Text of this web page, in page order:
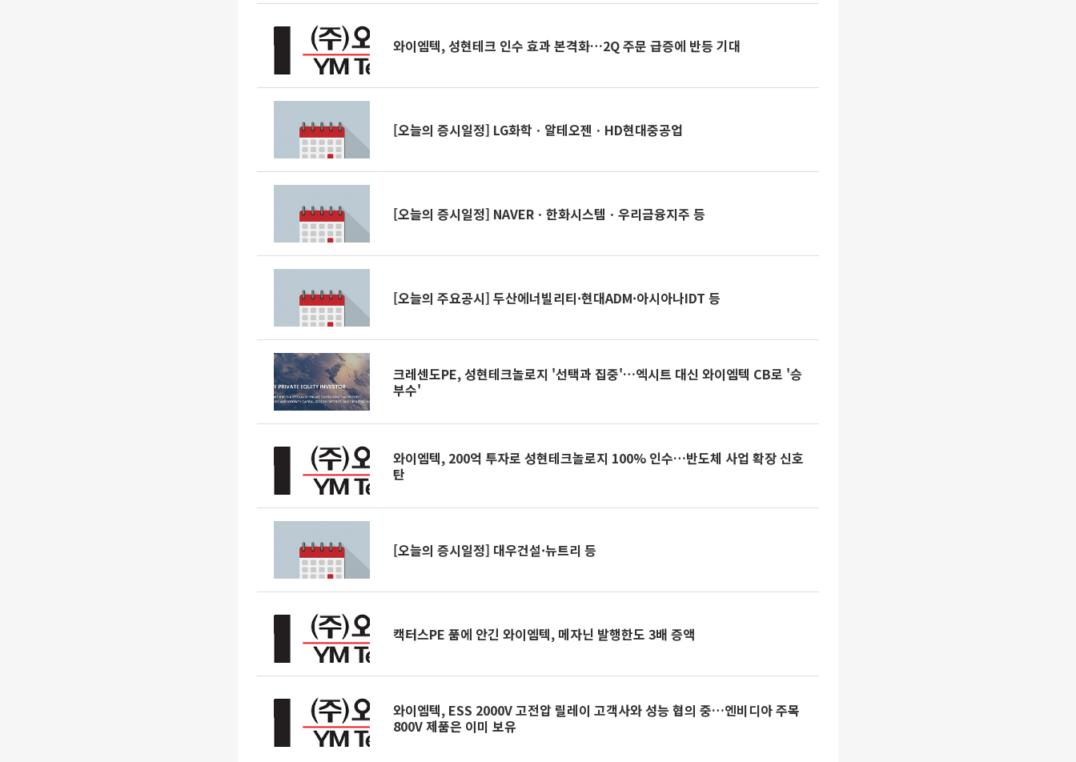
와이엠텍, 성현테크 인수 효과 본격화…2Q 주문 급증에 반등 기대
[오늘의 증시일정] LG화학ㆍ알테오젠ㆍHD현대중공업
[오늘의 증시일정] NAVERㆍ한화시스템ㆍ우리금융지주 등
[오늘의 주요공시] 두산에너빌리티·현대ADM·아시아나IDT 등
크레센도PE, 성현테크놀로지 '선택과 집중'…엑시트 대신 와이엠텍 CB로 '승
부수'
와이엠텍, 200억 투자로 성현테크놀로지 100% 인수…반도체 사업 확장 신호
탄
[오늘의 증시일정] 대우건설·뉴트리 등
캑터스PE 품에 안긴 와이엠텍, 메자닌 발행한도 3배 증액
와이엠텍, ESS 2000V 고전압 릴레이 고객사와 성능 협의 중…엔비디아 주목
800V 제품은 이미 보유